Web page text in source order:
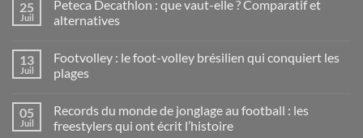
sur
Le
Sipa
plumfoot
philippin,
un
méconnu
25
Juil
Peteca Decathlon : que vaut-elle ? Comparatif et
alternatives
sur
Peteca
Decathlon
vaut-
elle
?
13
Juil
Footvolley : le foot-volley brésilien qui conquiert les
plages
sur
Footvolley
05
Juil
Records du monde de jonglage au football : les
freestylers qui ont écrit l’histoire